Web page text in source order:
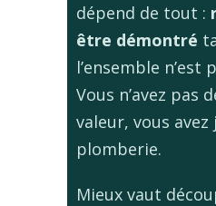
dépend de tout :
être démontré
l’ensemble n’est
Vous n’avez pas
valeur, vous
plomberie.
Mieux vaut